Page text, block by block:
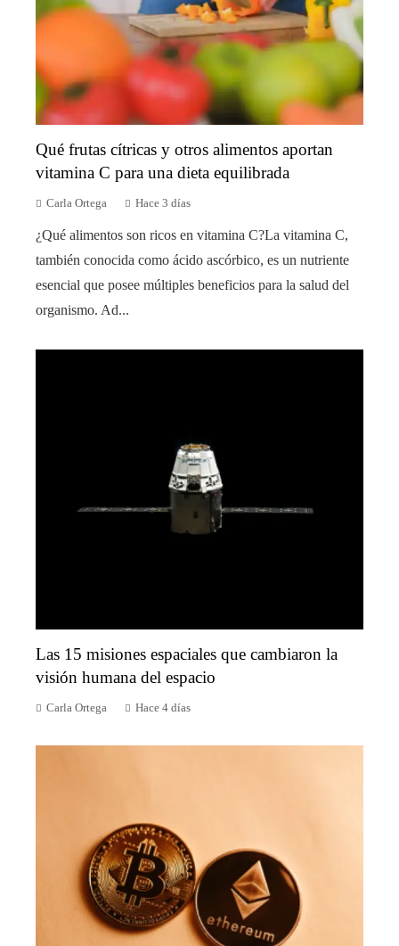
Qué frutas cítricas y otros alimentos aportan
vitamina C para una dieta equilibrada
Carla Ortega Hace 3 días
¿Qué alimentos son ricos en vitamina C?La vitamina C,
también conocida como ácido ascórbico, es un nutriente
esencial que posee múltiples beneficios para la salud del
organismo. Ad...
Las 15 misiones espaciales que cambiaron la
visión humana del espacio
Carla Ortega Hace 4 días